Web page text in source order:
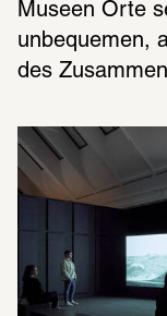
Museen Orte
unbequemen,
des